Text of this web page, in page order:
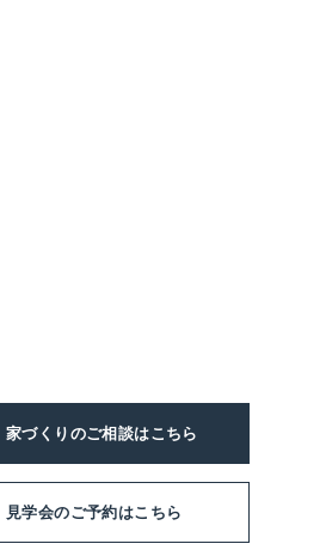
家づくりのご相談はこちら
見学会のご予約はこちら